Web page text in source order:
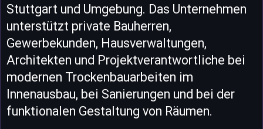
Stuttgart und Umgebung. Das Unternehmen
unterstützt private Bauherren,
Gewerbekunden, Hausverwaltungen,
Architekten und Projektverantwortliche bei
modernen Trockenbauarbeiten im
Innenausbau, bei Sanierungen und bei der
funktionalen Gestaltung von Räumen.